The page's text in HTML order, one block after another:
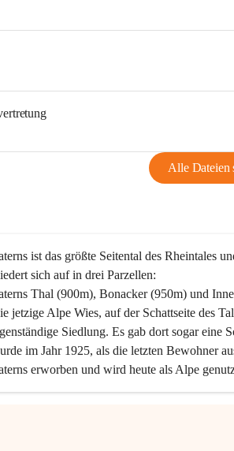
Alle Dateien
ist das größte Seitental des Rheintales
sich auf in drei Parzellen:
Thal (900m), Bonacker (950m) und
jetzige Alpe Wies, auf der Schattseite des
Siedlung. Es gab dort sogar eine
im Jahr 1925, als die letzten Bewohner
erworben und wird heute als Alpe